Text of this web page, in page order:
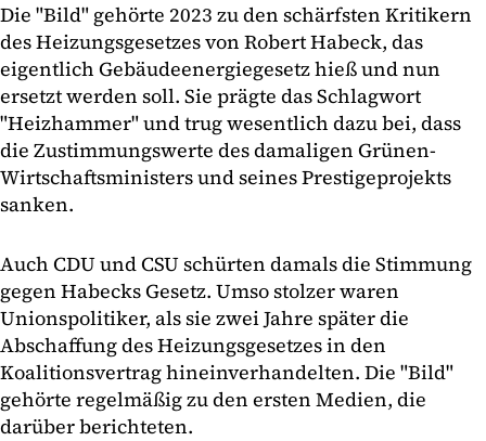
Die "Bild" gehörte 2023 zu den schärfsten Kritikern
des Heizungsgesetzes von Robert Habeck, das
eigentlich Gebäudeenergiegesetz hieß und nun
ersetzt werden soll. Sie prägte das Schlagwort
"Heizhammer" und trug wesentlich dazu bei, dass
die Zustimmungswerte des damaligen Grünen-
Wirtschaftsministers und seines Prestigeprojekts
sanken.
Auch CDU und CSU schürten damals die Stimmung
gegen Habecks Gesetz. Umso stolzer waren
Unionspolitiker, als sie zwei Jahre später die
Abschaffung des Heizungsgesetzes in den
Koalitionsvertrag hineinverhandelten. Die "Bild"
gehörte regelmäßig zu den ersten Medien, die
darüber berichteten.